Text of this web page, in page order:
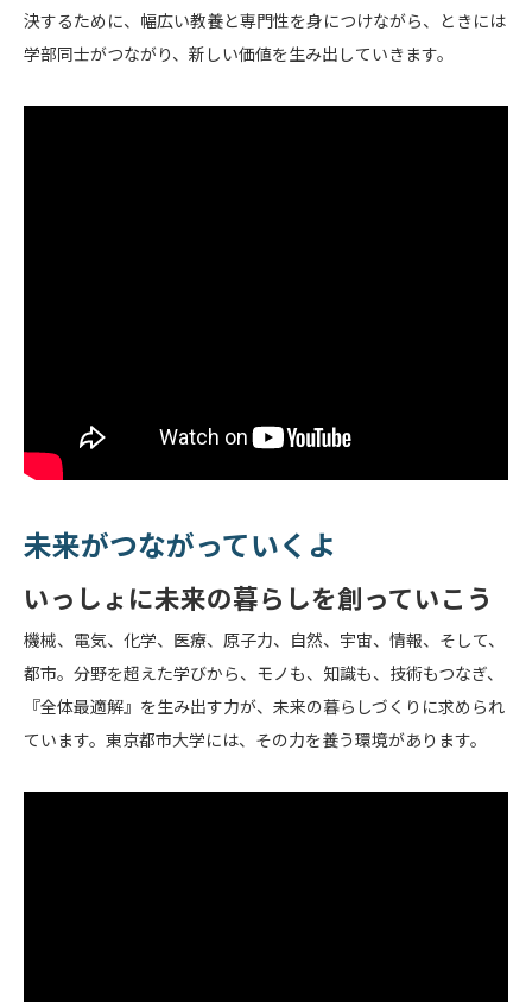
決するために、幅広い教養と専門性を身につけながら、ときには
学部同士がつながり、新しい価値を生み出していきます。
未来がつながっていくよ
いっしょに未来の暮らしを創っていこう
機械、電気、化学、医療、原子力、自然、宇宙、情報、そして、
都市。分野を超えた学びから、モノも、知識も、技術もつなぎ、
『全体最適解』を生み出す力が、未来の暮らしづくりに求められ
ています。東京都市大学には、その力を養う環境があります。